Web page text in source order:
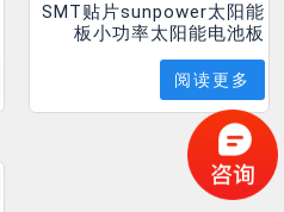
SMT贴片sunpower太阳能
板小功率太阳能电池板
阅读更多